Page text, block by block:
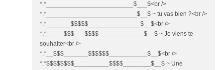
*.*_________________________$___$<br />
*.*__________________________$__$ ~ tu vas bien ?<br />
*.*_______$$$$$_______________$__$<br />
*.*_____$$$___$$$$_____________$__$ ~ Je viens te
souhaiter<br />
*.*__$$$_______$$$$$$___________$__$<br />
*.*$$$$$$$$__________$$$$________$__$ ~ Une